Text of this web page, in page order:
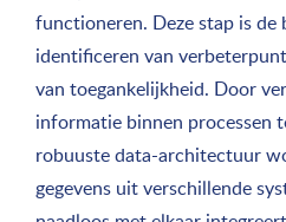
functioneren. Deze stap is de
identificeren van
van toegankelijkheid. Door
informatie binnen processen
robuuste data-architectuur
gegevens uit verschillende